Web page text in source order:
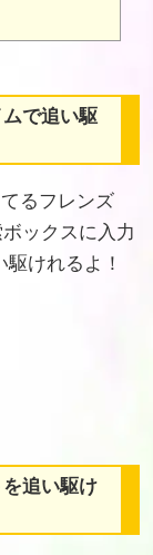
で追い駆
るフレンズ
ックスに入力
けれるよ！
追い駆け